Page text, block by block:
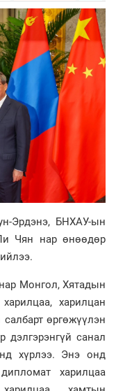
Эрдэнэ, БНХАУ-ын
Чян нар өнөөдөр
Монгол, Хятадын
харилцан
өргөжүүлэн
дэлгэрэнгүй санал
хүрлээ. Энэ онд
харилцаа